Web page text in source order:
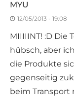
MYU
12/05/2013 - 19:08
MIIIIINT! :D Die
hübsch, aber
die Produkte
gegenseitig
beim